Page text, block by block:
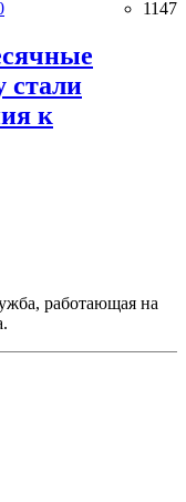
1147
стали
к
работающая на